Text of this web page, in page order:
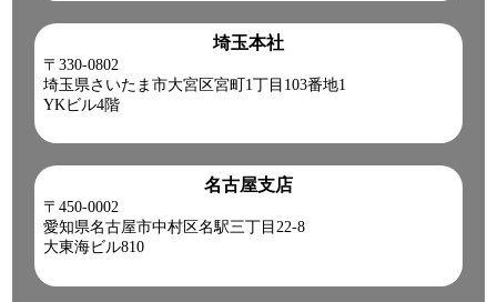
埼玉本社
〒330-0802
埼玉県さいたま市大宮区宮町1丁目103番地1
YKビル4階
名古屋支店
〒450-0002
愛知県名古屋市中村区名駅三丁目22-8
大東海ビル810